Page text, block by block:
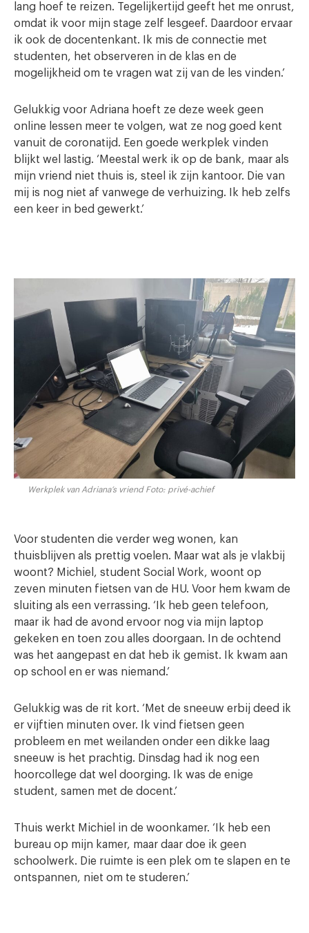
lang hoef te reizen. Tegelijkertijd geeft het me onrust,
omdat ik voor mijn stage zelf lesgeef. Daardoor ervaar
ik ook de docentenkant. Ik mis de connectie met
studenten, het observeren in de klas en de
mogelijkheid om te vragen wat zij van de les vinden.’
Gelukkig voor Adriana hoeft ze deze week geen
online lessen meer te volgen, wat ze nog goed kent
vanuit de coronatijd. Een goede werkplek vinden
blijkt wel lastig. ‘Meestal werk ik op de bank, maar als
mijn vriend niet thuis is, steel ik zijn kantoor. Die van
mij is nog niet af vanwege de verhuizing. Ik heb zelfs
een keer in bed gewerkt.’
Werkplek van Adriana’s vriend Foto: privé-achief
Voor studenten die verder weg wonen, kan
thuisblijven als prettig voelen. Maar wat als je vlakbij
woont? Michiel, student Social Work, woont op
zeven minuten fietsen van de HU. Voor hem kwam de
sluiting als een verrassing. ‘Ik heb geen telefoon,
maar ik had de avond ervoor nog via mijn laptop
gekeken en toen zou alles doorgaan. In de ochtend
was het aangepast en dat heb ik gemist. Ik kwam aan
op school en er was niemand.’
Gelukkig was de rit kort. ‘Met de sneeuw erbij deed ik
er vijftien minuten over. Ik vind fietsen geen
probleem en met weilanden onder een dikke laag
sneeuw is het prachtig. Dinsdag had ik nog een
hoorcollege dat wel doorging. Ik was de enige
student, samen met de docent.’
Thuis werkt Michiel in de woonkamer. ‘Ik heb een
bureau op mijn kamer, maar daar doe ik geen
schoolwerk. Die ruimte is een plek om te slapen en te
ontspannen, niet om te studeren.’